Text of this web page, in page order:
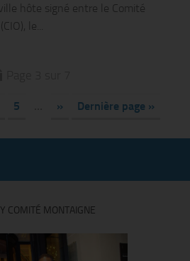
hôte signé entre le Comité
le...
5 » Dernière page »
COMITÉ MONTAIGNE